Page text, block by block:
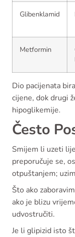
Glibenklamid
Metformin
Dio pacijenata
cijene, dok drugi
hipoglikemije.
Često
Smijem li uzeti
preporučuje se,
otpuštanjem;
Što ako
ako je blizu
udvostručiti.
Je li glipizid isto